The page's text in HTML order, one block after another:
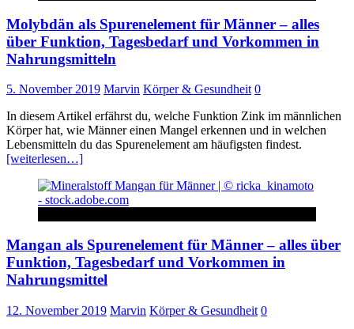
Molybdän als Spurenelement für Männer – alles
über Funktion, Tagesbedarf und Vorkommen in
Nahrungsmitteln
5. November 2019 Marvin Körper & Gesundheit 0
In diesem Artikel erfährst du, welche Funktion Zink im männlichen
Körper hat, wie Männer einen Mangel erkennen und in welchen
Lebensmitteln du das Spurenelement am häufigsten findest.
[weiterlesen…]
Mangan als Spurenelement für Männer – alles über
Funktion, Tagesbedarf und Vorkommen in
Nahrungsmittel
12. November 2019 Marvin Körper & Gesundheit 0